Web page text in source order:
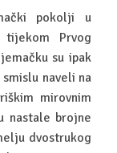
pokolji u
Prvog
su ipak
naveli na
mirovnim
nastale brojne
dvostrukog